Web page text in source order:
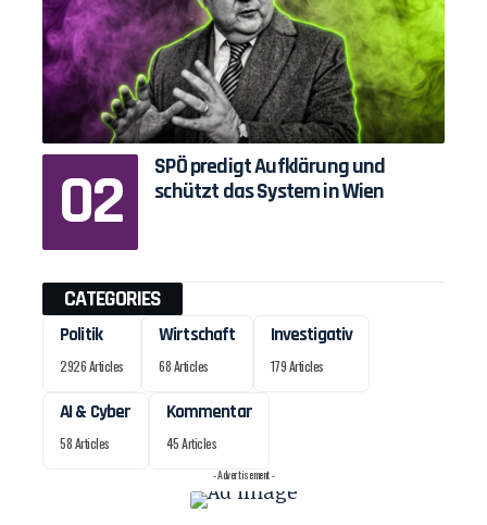
SPÖ predigt Aufklärung und
schützt das System in Wien
CATEGORIES
Politik
2926 Articles
Wirtschaft
68 Articles
Investigativ
179 Articles
AI & Cyber
58 Articles
Kommentar
45 Articles
- Advertisement -